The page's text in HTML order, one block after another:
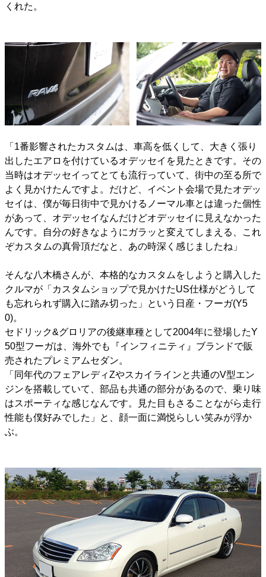
くれた。
「1番影響されたカスタムは、車高を低くして、大きく張り
出したエアロを付けているオデッセイを見たときです。その
当時はオデッセイってとても流行っていて、街中の至る所で
よく見かけたんですよ。だけど、イベント会場で見たオデッ
セイは、僕が毎日街中で見かけるノーマル車とは違った個性
があって、オデッセイなんだけどオデッセイに見えなかった
んです。自分の好きなようにガラッと変えてしまえる、これ
ぞカスタムの真骨頂だなと、あの時深く感じましたね」
そんな八木橋さんが、本格的なカスタムをしようと購入した
クルマが「カスタムショップで見かけたUS仕様がどうして
も忘れられず購入に踏み切った」という日産・フーガ(Y5
0)。
セドリック&グロリアの後継車種として2004年に登場したY
50型フーガは、海外でも『インフィニティ』ブランドで販
売されたプレミアムセダン。
「同年代のフェアレディZやスカイラインと共通のV型エン
ジンを搭載していて、部品も共通の部分があるので、乗り味
はスポーティな感じなんです。見た目もさることながら走行
性能も僕好みでした」と、顔一面に満悦らしい笑みが浮か
ぶ。